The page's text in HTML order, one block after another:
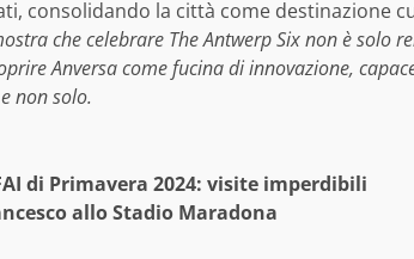
consolidando la città come destinazione
che celebrare The Antwerp Six non è solo
Anversa come fucina di innovazione,
non solo.
di Primavera 2024: visite imperdibili
allo Stadio Maradona